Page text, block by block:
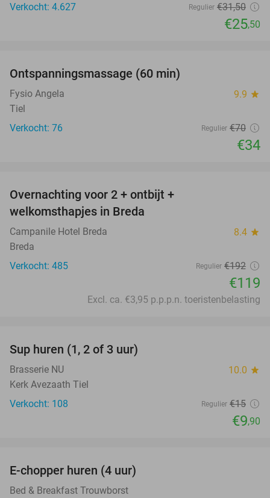
Verkocht: 4.627
Regulier €31,50
€25,50
Ontspanningsmassage (60 min)
Fysio Angela 9.9 star
Tiel
Verkocht: 76
Regulier €70
€34
Overnachting voor 2 + ontbijt +
welkomsthapjes in Breda
Campanile Hotel Breda 8.4 star
Breda
Verkocht: 485
Regulier €192
€119
Excl. ca. €3,95 p.p.p.n. toeristenbelasting
Sup huren (1, 2 of 3 uur)
Brasserie NU 10.0 star
Kerk Avezaath Tiel
Verkocht: 108
Regulier €15
€9,90
E-chopper huren (4 uur)
Bed & Breakfast Trouwborst